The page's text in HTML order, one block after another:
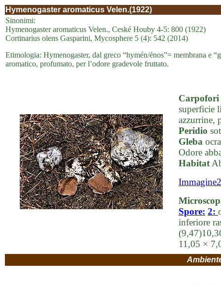
Hymenogaster aromaticus Velen.(1922)
Sinonimi:
Hymenogaster aromaticus Velen., Ceské Houby 4-5: 800 (1922)
Cortinarius olens Gasparini, Mycosphere 5 (4): 542 (2014)
Etimologia: Hymenogaster, dal greco “hymén/énos”= membrana e
aromatico, profumato, per l’odore gradevole fruttato.
Carpofori
superficie
azzurrine,
Peridio
Gleba
Odore
Habitat
Immagine2
Spore: 2:
inferiore
11,05 ×